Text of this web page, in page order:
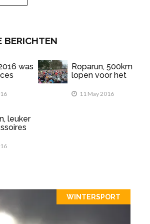
BERICHTEN
was
Roparun, 500km
lopen voor het
11 May 2016
leuker
WINTERSPORT